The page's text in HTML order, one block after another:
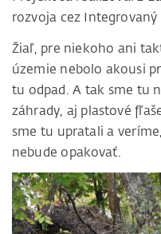
rozvoja cez
Žiaľ, pre niekoho ani
územie nebolo akousi
tu odpad. A tak sme tu
záhrady, aj plastové
sme tu upratali a
nebude opakovať.